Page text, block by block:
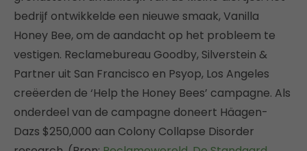
bedrijf ontwikkelde een nieuwe smaak, Vanilla
Honey Bee, om de aandacht op het probleem te
vestigen. Reclamebureau Goodby, Silverstein &
Partner uit San Francisco en Psyop, Los Angeles
creëerden de ‘Help the Honey Bees’ campagne. Als
onderdeel van de campagne doneert Häagen-
Dazs $250,000 aan Colony Collapse Disorder